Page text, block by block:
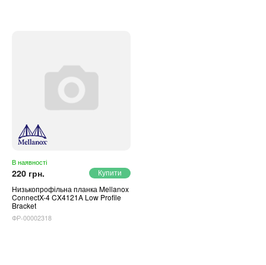
В наявності
220 грн.
Низькопрофільна планка Mellanox
ConnectX-4 CX4121A Low Profile
Bracket
ФР-00002318